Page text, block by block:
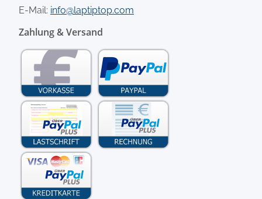
E-Mail: info@laptiptop.com
Zahlung & Versand